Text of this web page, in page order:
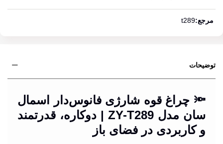
مرجع:t289
توضیحات
🔦 چراغ قوه شارژی فانوس‌دار اسمال
سان مدل ZY-T289 | دوکاره، قدرتمند
و کاربردی در فضای باز